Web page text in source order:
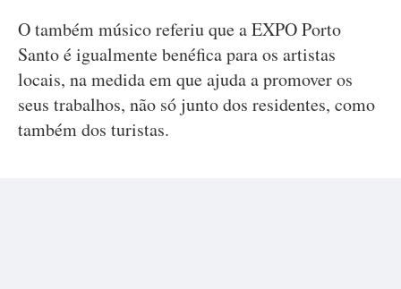
O também músico referiu que a EXPO Porto
Santo é igualmente benéfica para os artistas
locais, na medida em que ajuda a promover os
seus trabalhos, não só junto dos residentes, como
também dos turistas.